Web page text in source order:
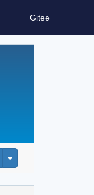
Gitee